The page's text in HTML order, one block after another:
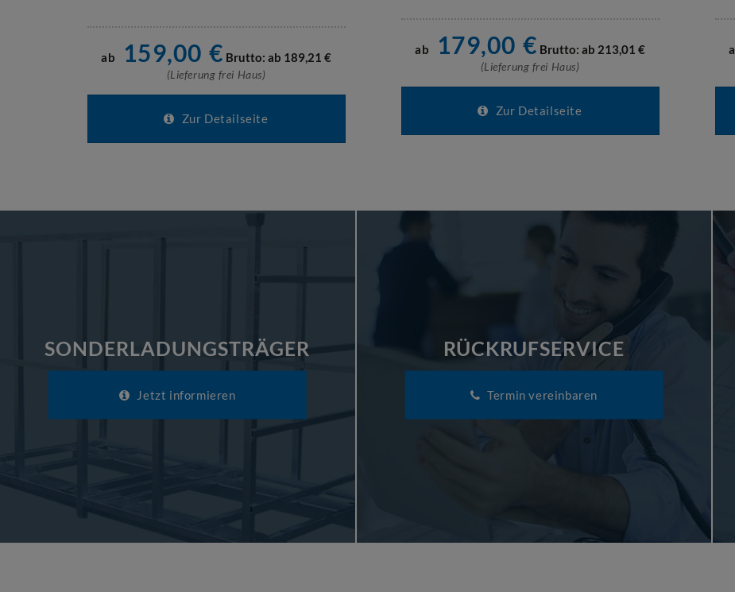
ab 159,00 € Brutto: ab 189,21 €
(Lieferung frei Haus)
Zur Detailseite
ab 179,00 € Brutto: ab 213,01 €
(Lieferung frei Haus)
Zur Detailseite
SONDERLADUNGSTRÄGER
Jetzt informieren
RÜCKRUFSERVICE
Termin vereinbaren